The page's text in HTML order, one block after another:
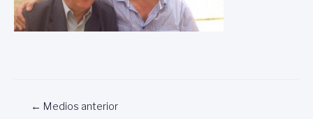
Navegación
← Medios anterior